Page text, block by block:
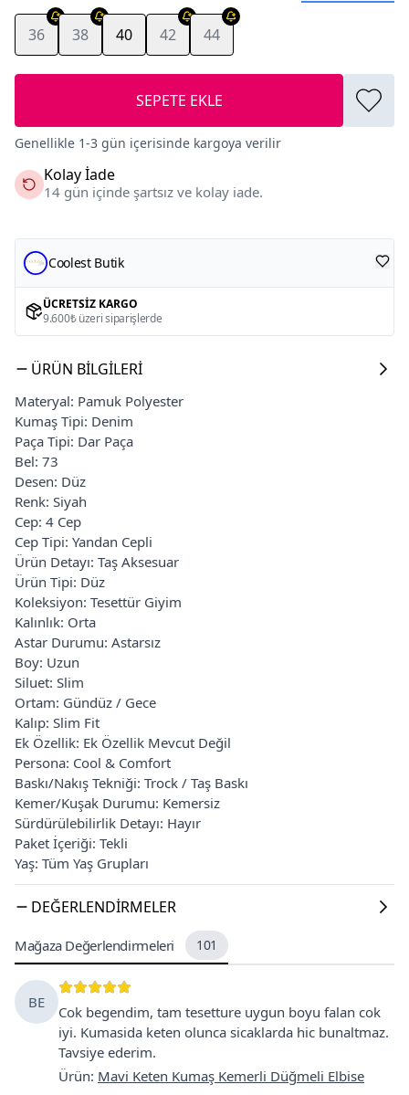
36 38 40 42 44
SEPETE EKLE
Genellikle 1-3 gün içerisinde kargoya verilir
Kolay İade
14 gün içinde şartsız ve kolay iade.
Coolest Butik
ÜCRETSIZ KARGO
9.600₺ üzeri siparişlerde
ÜRÜN BILGILERI
Materyal: Pamuk Polyester
Kumaş Tipi: Denim
Paça Tipi: Dar Paça
Bel: 73
Desen: Düz
Renk: Siyah
Cep: 4 Cep
Cep Tipi: Yandan Cepli
Ürün Detayı: Taş Aksesuar
Ürün Tipi: Düz
Koleksiyon: Tesettür Giyim
Kalınlık: Orta
Astar Durumu: Astarsız
Boy: Uzun
Siluet: Slim
Ortam: Gündüz / Gece
Kalıp: Slim Fit
Ek Özellik: Ek Özellik Mevcut Değil
Persona: Cool & Comfort
Baskı/Nakış Tekniği: Trock / Taş Baskı
Kemer/Kuşak Durumu: Kemersiz
Sürdürülebilirlik Detayı: Hayır
Paket İçeriği: Tekli
Yaş: Tüm Yaş Grupları
DEĞERLENDIRMELER
Mağaza Değerlendirmeleri 101
BE
Cok begendim, tam tesetture uygun boyu falan cok
iyi. Kumasida keten olunca sicaklarda hic bunaltmaz.
Tavsiye ederim.
Ürün: Mavi Keten Kumaş Kemerli Düğmeli Elbise